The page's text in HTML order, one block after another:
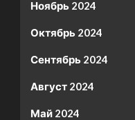
Ноябрь 2024
Октябрь 2024
Сентябрь 2024
Август 2024
Май 2024